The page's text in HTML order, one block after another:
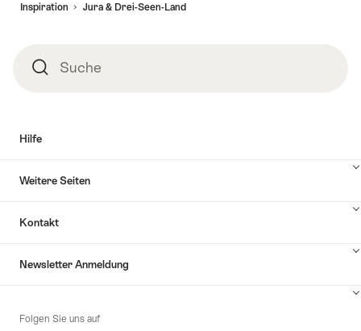
Inspiration
Jura & Drei-Seen-Land
SucheSuche
Hilfe
Inhalte
Weitere Seiten
Inhalte
anzuzeigen
Kontakt
Inhalte
Newsletter Anmeldung
zu
Folgen Sie uns auf